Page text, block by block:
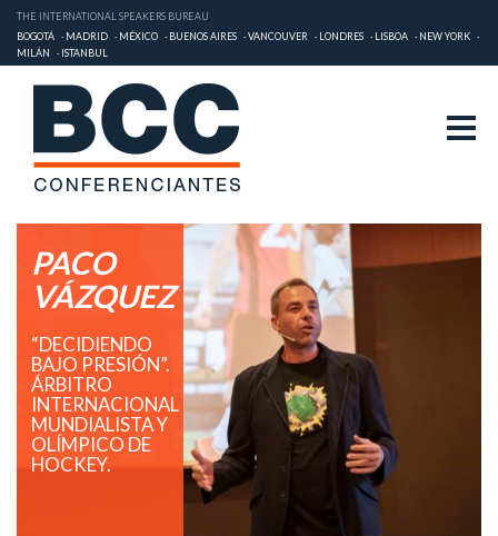
THE INTERNATIONAL SPEAKERS BUREAU
BOGOTÁ
MADRID MÉXICO BUENOS AIRES VANCOUVER LONDRES LISBOA
NEW YORK
MILÁN
ISTANBUL
PACO
VÁZQUEZ
“DECIDIENDO
BAJO PRESIÓN”.
ÁRBITRO
INTERNACIONAL
MUNDIALISTA Y
OLÍMPICO DE
HOCKEY.